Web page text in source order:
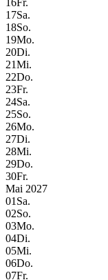
16Fr.
17Sa.
18So.
19Mo.
20Di.
21Mi.
22Do.
23Fr.
24Sa.
25So.
26Mo.
27Di.
28Mi.
29Do.
30Fr.
Mai 2027
01 Sa.
02So.
03Mo.
04Di.
05Mi.
06Do.
07Fr.